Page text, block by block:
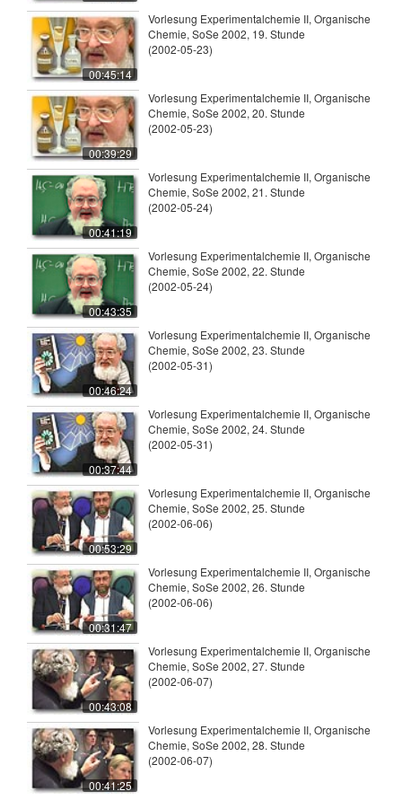
00:45:14
Vorlesung Experimentalchemie II, Organische
Chemie, SoSe 2002, 19. Stunde
(2002-05-23)
00:39:29
Vorlesung Experimentalchemie II, Organische
Chemie, SoSe 2002, 20. Stunde
(2002-05-23)
00:41:19
Vorlesung Experimentalchemie II, Organische
Chemie, SoSe 2002, 21. Stunde
(2002-05-24)
00:43:35
Vorlesung Experimentalchemie II, Organische
Chemie, SoSe 2002, 22. Stunde
(2002-05-24)
00:46:24
Vorlesung Experimentalchemie II, Organische
Chemie, SoSe 2002, 23. Stunde
(2002-05-31)
00:37:44
Vorlesung Experimentalchemie II, Organische
Chemie, SoSe 2002, 24. Stunde
(2002-05-31)
00:53:29
Vorlesung Experimentalchemie II, Organische
Chemie, SoSe 2002, 25. Stunde
(2002-06-06)
00:31:47
Vorlesung Experimentalchemie II, Organische
Chemie, SoSe 2002, 26. Stunde
(2002-06-06)
00:43:08
Vorlesung Experimentalchemie II, Organische
Chemie, SoSe 2002, 27. Stunde
(2002-06-07)
00:41:25
Vorlesung Experimentalchemie II, Organische
Chemie, SoSe 2002, 28. Stunde
(2002-06-07)